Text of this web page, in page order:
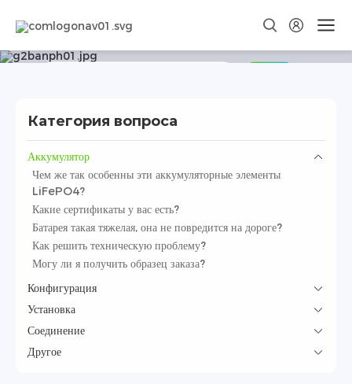
Часто задаваемые вопросы
Категория вопроса
Аккумулятор
Чем же так особенны эти аккумуляторные элементы
LiFePO4?
Какие сертификаты у вас есть?
Батарея такая тяжелая, она не повредится на дороге?
Как решить техническую проблему?
Могу ли я получить образец заказа?
Конфигурация
Установка
Соединение
Другое